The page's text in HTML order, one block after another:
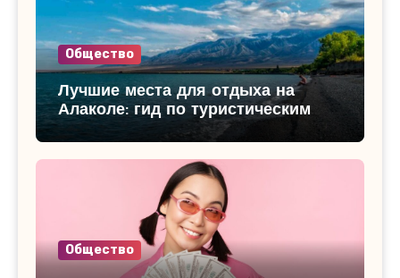
Общество
Лучшие места для отдыха на
Алаколе: гид по туристическим
базам
Общество